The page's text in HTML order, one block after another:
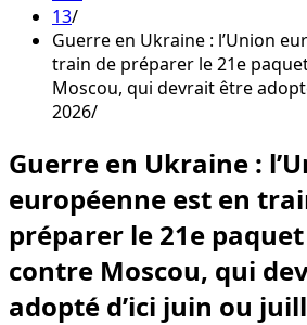
13
Guerre en Ukraine : l’Union
train de préparer le 21e
Moscou, qui devrait être
2026
Guerre en Ukraine :
européenne est en
préparer le 21e
contre Moscou, qui
adopté d’ici juin ou